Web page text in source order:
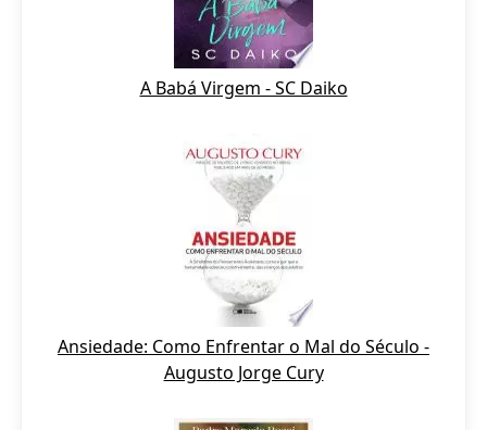
A Babá Virgem - SC Daiko
Ansiedade: Como Enfrentar o Mal do Século -
Augusto Jorge Cury